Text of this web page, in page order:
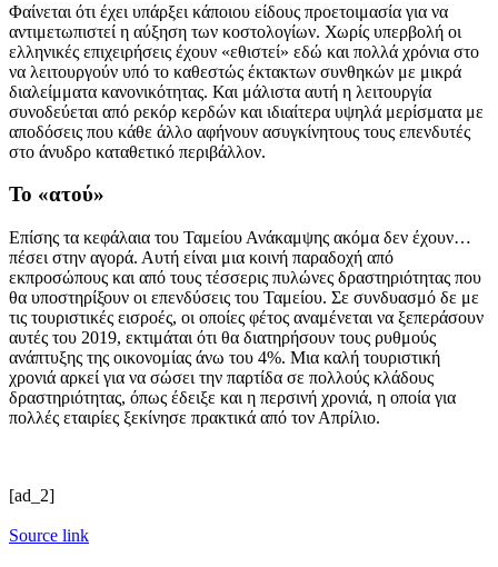
Φαίνεται ότι έχει υπάρξει κάποιου είδους προετοιμασία για να
αντιμετωπιστεί η αύξηση των κοστολογίων. Χωρίς υπερβολή οι
ελληνικές επιχειρήσεις έχουν «εθιστεί» εδώ και πολλά χρόνια στο
να λειτουργούν υπό το καθεστώς έκτακτων συνθηκών με μικρά
διαλείμματα κανονικότητας. Και μάλιστα αυτή η λειτουργία
συνοδεύεται από ρεκόρ κερδών και ιδιαίτερα υψηλά μερίσματα με
αποδόσεις που κάθε άλλο αφήνουν ασυγκίνητους τους επενδυτές
στο άνυδρο καταθετικό περιβάλλον.
Το «ατού»
Επίσης τα κεφάλαια του Ταμείου Ανάκαμψης ακόμα δεν έχουν…
πέσει στην αγορά. Αυτή είναι μια κοινή παραδοχή από
εκπροσώπους και από τους τέσσερις πυλώνες δραστηριότητας που
θα υποστηρίξουν οι επενδύσεις του Ταμείου. Σε συνδυασμό δε με
τις τουριστικές εισροές, οι οποίες φέτος αναμένεται να ξεπεράσουν
αυτές του 2019, εκτιμάται ότι θα διατηρήσουν τους ρυθμούς
ανάπτυξης της οικονομίας άνω του 4%. Μια καλή τουριστική
χρονιά αρκεί για να σώσει την παρτίδα σε πολλούς κλάδους
δραστηριότητας, όπως έδειξε και η περσινή χρονιά, η οποία για
πολλές εταιρίες ξεκίνησε πρακτικά από τον Απρίλιο.
[ad_2]
Source link